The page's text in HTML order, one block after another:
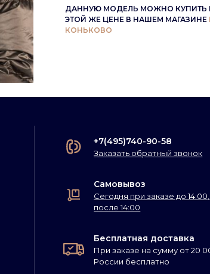
ДАННУЮ МОДЕЛЬ МОЖНО КУПИТЬ
ЭТОЙ ЖЕ ЦЕНЕ В НАШЕМ МАГАЗИНЕ
КОНЬКОВО
+7(495)740-90-58
Заказать обратный звонок
Самовывоз
Сегодня при заказе до
после 14:00
Бесплатная доставка
При заказе на сумму от 20
России бесплатно